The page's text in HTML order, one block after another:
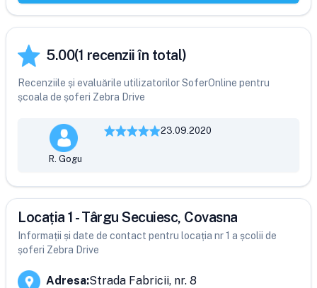
5.00(1 recenzii în total)
Recenziile și evaluările utilizatorilor SoferOnline pentru
școala de șoferi Zebra Drive
R. Gogu
23.09.2020
Locația 1 - Târgu Secuiesc, Covasna
Informații și date de contact pentru locația nr 1 a școlii de
șoferi Zebra Drive
Adresa:Strada Fabricii, nr. 8